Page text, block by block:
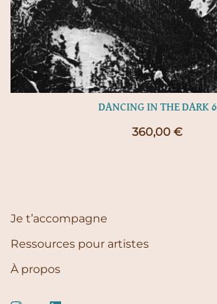
DANCING IN THE DARK 6
360,00 €
Je t’accompagne
Ressources pour artistes
À propos